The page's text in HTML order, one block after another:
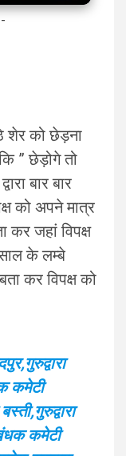
शेर को छेड़ना
” छेड़ोगे तो
बार बार
को अपने मात्र
कर जहां विपक्ष
के लम्बे
कर विपक्ष को
कमेटी
कमेटी